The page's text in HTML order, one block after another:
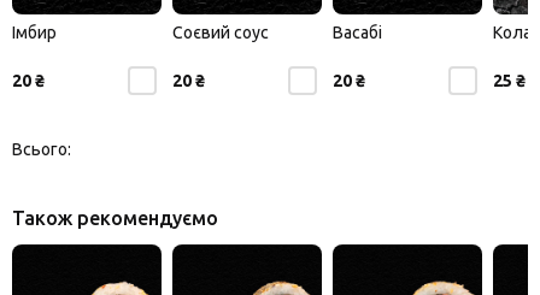
Імбир
20 ₴
Соєвий соус
20 ₴
Васабі
20 ₴
Кола
25 ₴
Всього:
Також рекомендуємо